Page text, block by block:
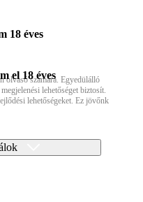
18 éves
el 18 éves
olvasó számára. Egyedülálló
lehetőséget biztosít.
lehetőségeket. Ez jövőnk